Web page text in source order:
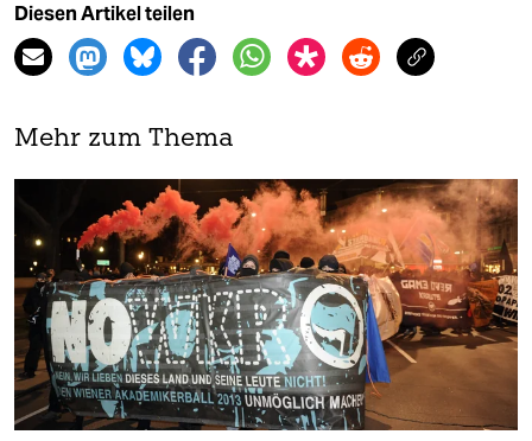
Diesen Artikel teilen
Mehr zum Thema